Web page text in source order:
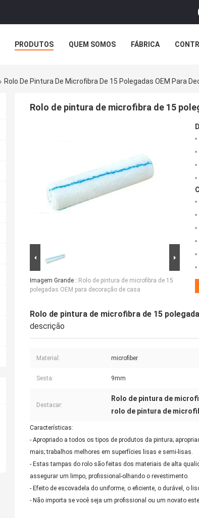
PRODUTOS QUEM SOMOS FÁBRICA
Rolo De Pintura De Microfibra De 15 Polegadas OEM Para
Rolo de pintura de microfibra de 15
Imagem Grande : Rolo de pintura de microfibra de 15
polegadas OEM para decoração de casa
Rolo de pintura de microfibra de 15
descrição
Material: microfiber
Sesta: 9mm
Destacar:
Rolo de pintura de
rolo de pintura de
Características:
- Apropriado a todos os tipos de produtos da pintura;
mais; trabalhos melhores em superfícies lisas e semi-lisas.
- Estas tampas do rolo são feitas dos materiais de alta
assegurar um limpo, profissional-olhando o revestimento.
- Efeito de escovadela do uniforme, o eficiente, o durável, o
- Não importa se você seja um profissional ou um novato